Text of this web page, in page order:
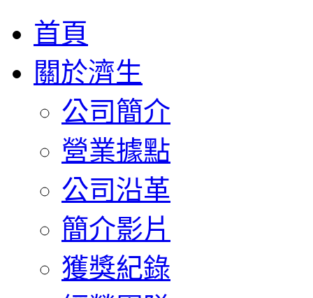
首頁
關於濟生
公司簡介
營業據點
公司沿革
簡介影片
獲獎紀錄